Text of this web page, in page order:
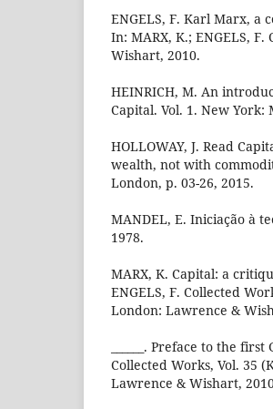
ENGELS, F. Karl Marx,
In: MARX, K.; ENGELS,
Wishart, 2010.
HEINRICH, M. An
Capital. Vol. 1. New York:
HOLLOWAY, J. Read
wealth, not with
London, p. 03-26, 2015.
MANDEL, E. Iniciação à
1978.
MARX, K. Capital: a
ENGELS, F. Collected
London: Lawrence &
______. Preface to the
Collected Works, Vol. 35
Lawrence & Wishart,